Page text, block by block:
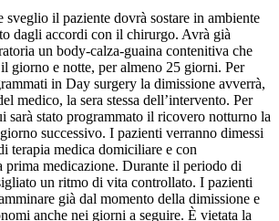
sveglio il paziente dovrà sostare in ambiente
dagli accordi con il chirurgo. Avrà già
un body-calza-guaina contenitiva che
giorno e notte, per almeno 25 giorni. Per
in Day surgery la dimissione avverrà,
medico, la sera stessa dell’intervento. Per
sarà stato programmato il ricovero notturno la
successivo. I pazienti verranno dimessi
terapia medica domiciliare e con
prima medicazione. Durante il periodo di
un ritmo di vita controllato. I pazienti
già dal momento della dimissione e
anche nei giorni a seguire. È vietata la